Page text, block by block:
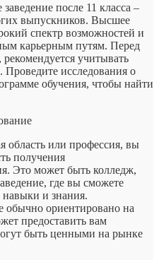
после 11 класса –
выпускников. Высшее
спектр возможностей и
карьерным путям. Перед
учитывать
исследования о
обучения, чтобы найти
область или профессия, вы
получения
Это может быть колледж,
где вы сможете
и знания.
обычно ориентировано на
предоставить вам
быть ценными на рынке